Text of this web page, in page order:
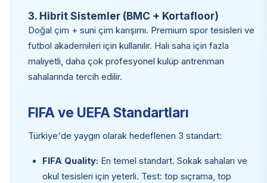
3. Hibrit Sistemler (BMC + Kortafloor)
Doğal çim + suni çim karışımı. Premium spor tesisleri ve
futbol akademileri için kullanılır. Halı saha için fazla
maliyetli, daha çok profesyonel kulüp antrenman
sahalarında tercih edilir.
FIFA ve UEFA Standartları
Türkiye'de yaygın olarak hedeflenen 3 standart:
FIFA Quality: En temel standart. Sokak sahaları ve
okul tesisleri için yeterli. Test: top sıçrama, top